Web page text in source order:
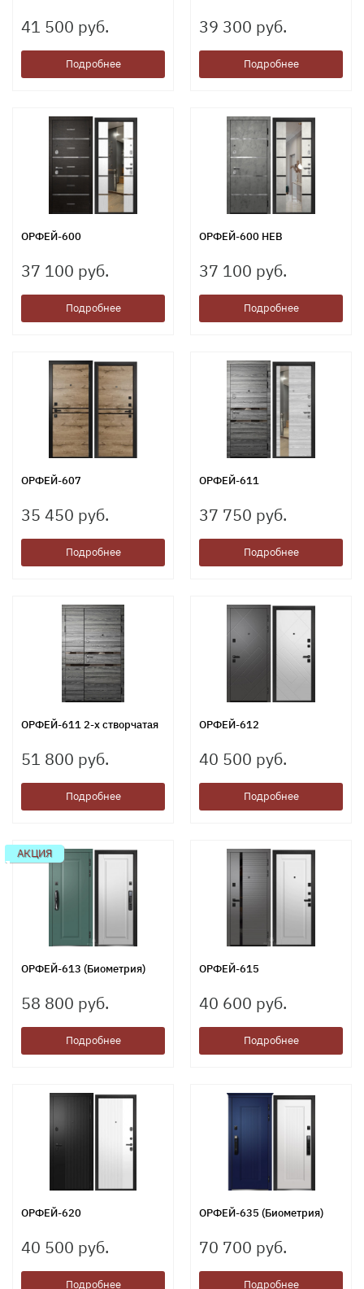
41 500 руб.
Подробнее
39 300 руб.
Подробнее
ОРФЕЙ-600
37 100 руб.
Подробнее
ОРФЕЙ-600 НЕВ
37 100 руб.
Подробнее
ОРФЕЙ-607
35 450 руб.
Подробнее
ОРФЕЙ-611
37 750 руб.
Подробнее
ОРФЕЙ-611 2-х створчатая
51 800 руб.
Подробнее
ОРФЕЙ-612
40 500 руб.
Подробнее
АКЦИЯ
ОРФЕЙ-613 (Биометрия)
58 800 руб.
Подробнее
ОРФЕЙ-615
40 600 руб.
Подробнее
ОРФЕЙ-620
40 500 руб.
Подробнее
ОРФЕЙ-635 (Биометрия)
70 700 руб.
Подробнее